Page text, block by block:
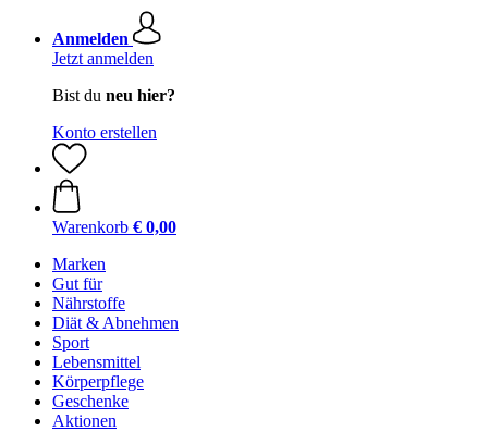
Anmelden
Jetzt anmelden
Bist du neu hier?
Konto erstellen
Warenkorb € 0,00
Marken
Gut für
Nährstoffe
Diät & Abnehmen
Sport
Lebensmittel
Körperpflege
Geschenke
Aktionen